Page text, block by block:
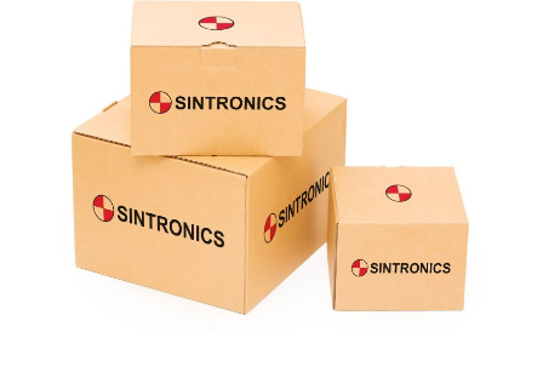
módulos antiguos a un alto nivel técnico o sustitución
de módulos descontinuados por módulos del propio